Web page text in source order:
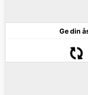
Ge din